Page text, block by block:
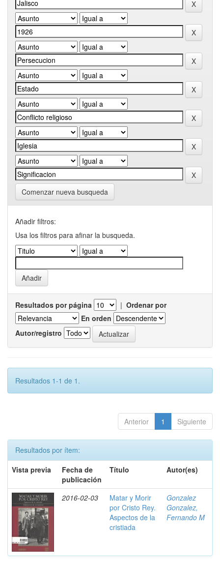
Comenzar nueva busqueda
Añadir filtros:
Usa los filtros para afinar la busqueda.
Resultados por página | Ordenar por
En orden
Autor/registro
Resultados 1-1 de 1.
Anterior 1 Siguiente
Resultados por ítem:
Vista previa
Fecha de
publicación
Título Autor(es)
2016-02-03
Matar y Morir
por Cristo Rey.
Aspectos de la
cristiada
Gonzalez
Gonzalez,
Fernando M